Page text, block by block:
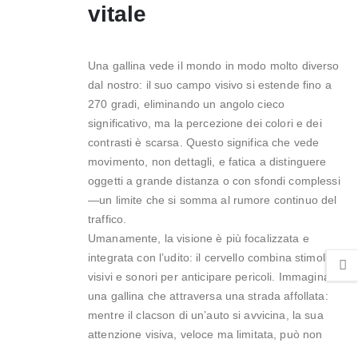
vitale
Una gallina vede il mondo in modo molto diverso
dal nostro: il suo campo visivo si estende fino a
270 gradi, eliminando un angolo cieco
significativo, ma la percezione dei colori e dei
contrasti è scarsa. Questo significa che vede
movimento, non dettagli, e fatica a distinguere
oggetti a grande distanza o con sfondi complessi
—un limite che si somma al rumore continuo del
traffico.
Umanamente, la visione è più focalizzata e
integrata con l’udito: il cervello combina stimoli
visivi e sonori per anticipare pericoli. Immagina
una gallina che attraversa una strada affollata:
mentre il clacson di un’auto si avvicina, la sua
attenzione visiva, veloce ma limitata, può non